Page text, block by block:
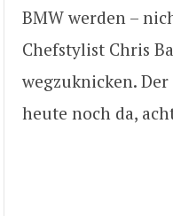
BMW werden –
Chefstylist Chris
wegzuknicken.
heute noch da,